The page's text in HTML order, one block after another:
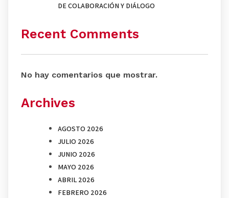
DE COLABORACIÓN Y DIÁLOGO
Recent Comments
No hay comentarios que mostrar.
Archives
AGOSTO 2026
JULIO 2026
JUNIO 2026
MAYO 2026
ABRIL 2026
FEBRERO 2026